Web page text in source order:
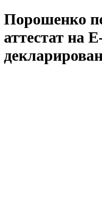
Порошенко
аттестат на